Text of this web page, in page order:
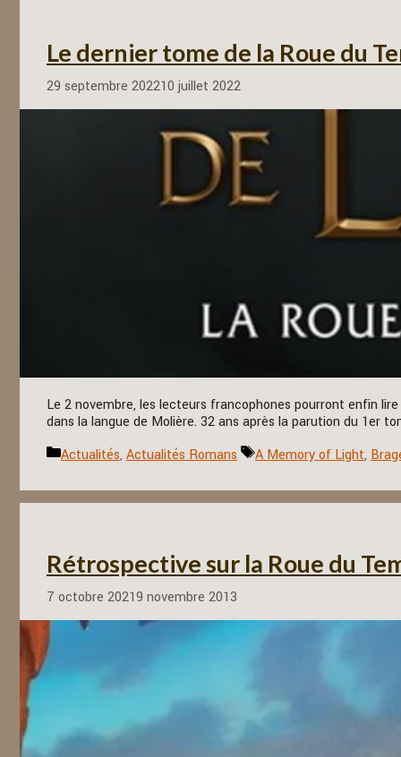
Le dernier tome de la Roue du
29 septembre 202210 juillet 2022
Le 2 novembre, les lecteurs francophones pourront enfin
dans la langue de Molière. 32 ans après la parution du 1er
Catégories
Actualités, Actualités Romans Étiquettes
A Memory of Light,
Rétrospective sur la Roue du
7 octobre 20219 novembre 2013